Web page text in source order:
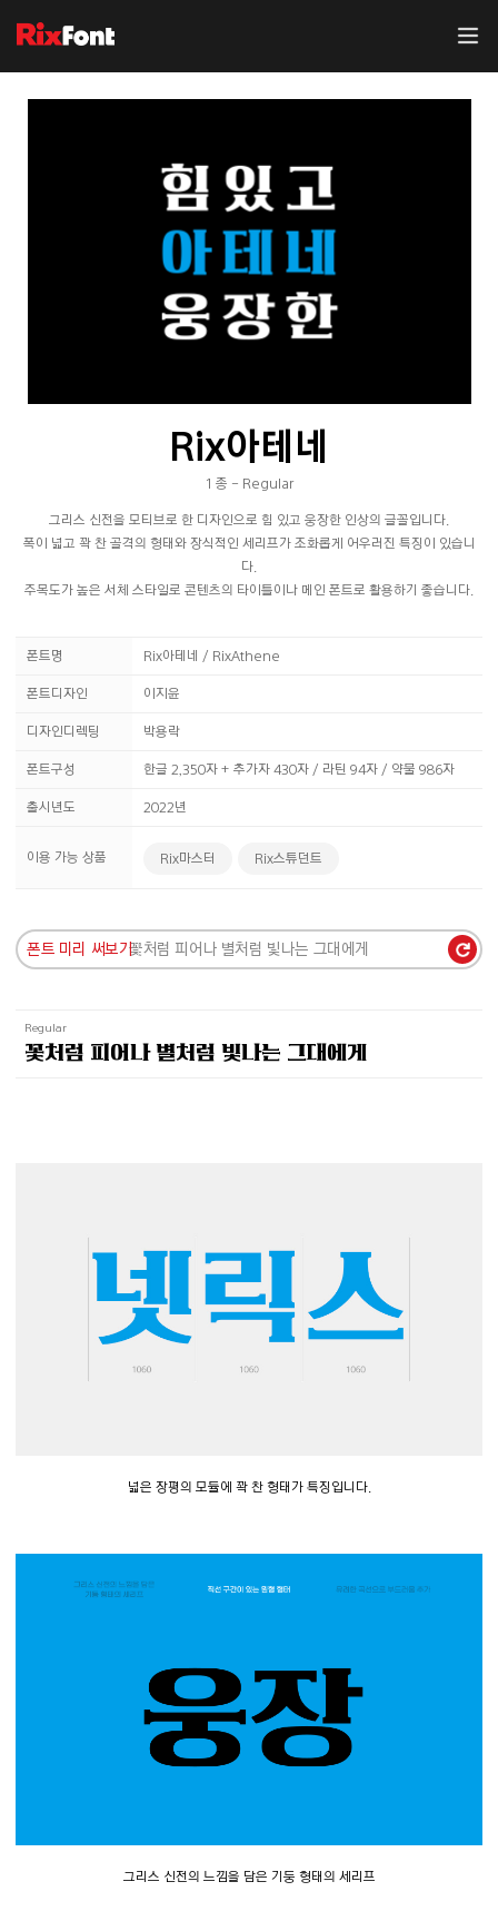
Rix아테네
1 종 - Regular
그리스 신전을 모티브로 한 디자인으로 힘 있고 웅장한 인상의 글꼴입니다.
폭이 넓고 꽉 찬 골격의 형태와 장식적인 세리프가 조화롭게 어우러진 특징이 있습니
다.
주목도가 높은 서체 스타일로 콘텐츠의 타이틀이나 메인 폰트로 활용하기 좋습니다.
폰트명 Rix아테네 / RixAthene
폰트디자인 이지윤
디자인디렉팅 박용락
폰트구성 한글 2,350자 + 추가자 430자 / 라틴 94자 / 약물 986자
출시년도 2022년
이용 가능 상품 Rix마스터 Rix스튜던트
폰트 미리 써보기
Regular
꽃처럼 피어나 별처럼 빛나는 그대에게
넓은 장평의 모듈에 꽉 찬 형태가 특징입니다.
그리스 신전의 느낌을 담은 기둥 형태의 세리프